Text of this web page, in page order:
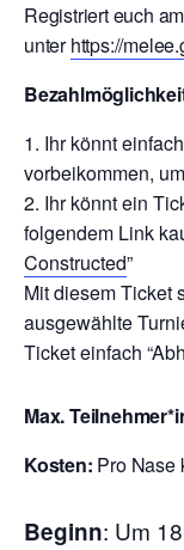
Registriert euch
unterhttps://
Ihr könnt
vorbeikommen,
Ihr könnt ein
folgendem Link
Constructed”
Mit diesem Ticket
ausgewählte
Ticket einfach
Max.
Kosten: Pro Nase
Beginn: Um